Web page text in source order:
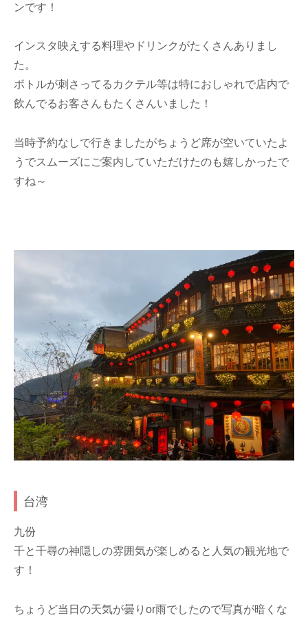
ンです！
インスタ映えする料理やドリンクがたくさんありまし
た。
ボトルが刺さってるカクテル等は特におしゃれで店内で
飲んでるお客さんもたくさんいました！
当時予約なしで行きましたがちょうど席が空いていたよ
うでスムーズにご案内していただけたのも嬉しかったで
すね～
台湾
九份
千と千尋の神隠しの雰囲気が楽しめると人気の観光地で
す！
ちょうど当日の天気が曇りor雨でしたので写真が暗くな